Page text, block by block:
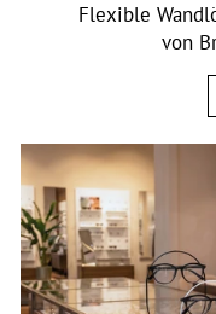
Flexible
von